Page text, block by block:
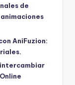
de
AniFuzion: